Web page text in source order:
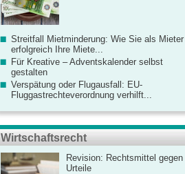
Streitfall Mietminderung: Wie Sie als Mieter
erfolgreich Ihre Miete...
Für Kreative – Adventskalender selbst
gestalten
Verspätung oder Flugausfall: EU-
Fluggastrechteverordnung verhilft...
Wirtschaftsrecht
Revision: Rechtsmittel gegen
Urteile